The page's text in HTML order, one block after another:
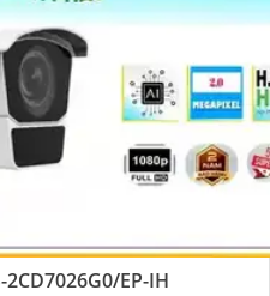
2CD7026G0/EP-IH